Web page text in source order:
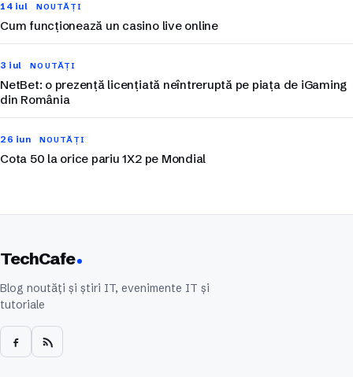
14 iul NOUTĂȚI
Cum funcționează un casino live online
3 iul NOUTĂȚI
NetBet: o prezență licențiată neîntreruptă pe piața de iGaming
din România
26 iun NOUTĂȚI
Cota 50 la orice pariu 1X2 pe Mondial
TechCafe
Blog noutăți și știri IT, evenimente IT și
tutoriale